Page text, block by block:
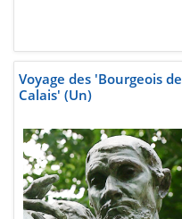
Voyage des 'Bourgeois de
Calais' (Un)